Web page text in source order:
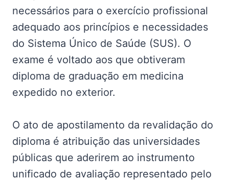
necessários para o exercício profissional
adequado aos princípios e necessidades
do Sistema Único de Saúde (SUS). O
exame é voltado aos que obtiveram
diploma de graduação em medicina
expedido no exterior.
O ato de apostilamento da revalidação do
diploma é atribuição das universidades
públicas que aderirem ao instrumento
unificado de avaliação representado pelo